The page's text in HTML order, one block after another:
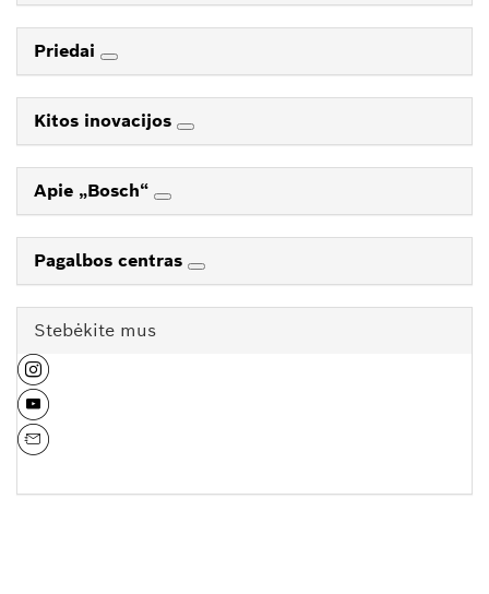
Priedai
Kitos inovacijos
Apie „Bosch“
Pagalbos centras
Stebėkite mus